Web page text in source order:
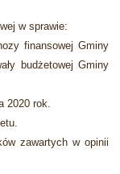
w sprawie:
finansowej Gminy
budżetowej Gminy
2020 rok.
zawartych w opinii